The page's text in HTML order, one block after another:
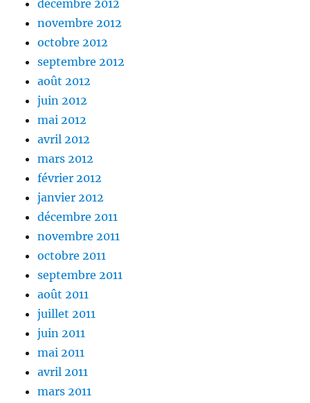
décembre 2012
novembre 2012
octobre 2012
septembre 2012
août 2012
juin 2012
mai 2012
avril 2012
mars 2012
février 2012
janvier 2012
décembre 2011
novembre 2011
octobre 2011
septembre 2011
août 2011
juillet 2011
juin 2011
mai 2011
avril 2011
mars 2011